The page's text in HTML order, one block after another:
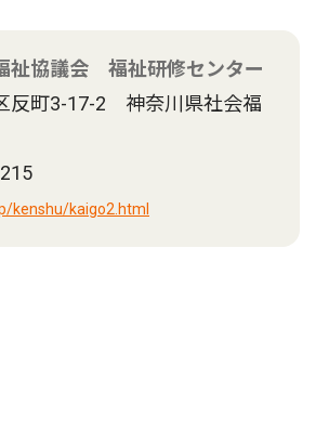
祉協議会 福祉研修センター
反町3-17-2 神奈川県社会福
kenshu/kaigo2.html